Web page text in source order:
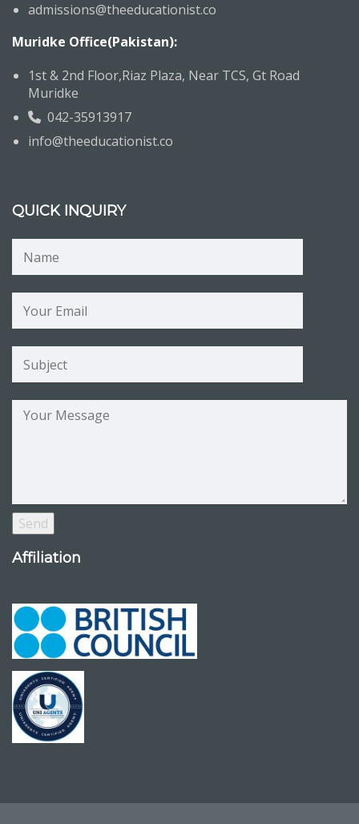
admissions@theeducationist.co
Muridke Office(Pakistan):
1st & 2nd Floor,Riaz Plaza, Near TCS, Gt Road
Muridke
042-35913917
info@theeducationist.co
QUICK INQUIRY
Affiliation